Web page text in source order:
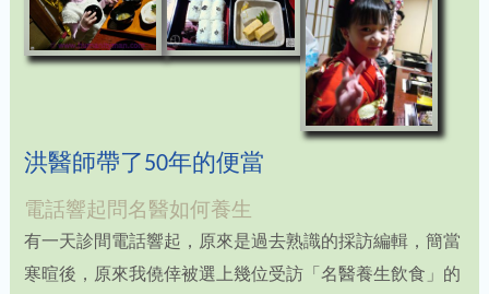
洪醫師帶了50年的便當
電話響起問名醫如何養生
有一天診間電話響起，原來是過去熟識的採訪編輯，簡當
寒暄後，原來我僥倖被選上幾位受訪「名醫養生飲食」的